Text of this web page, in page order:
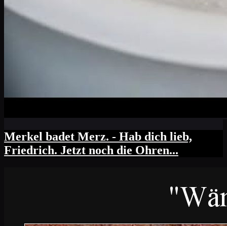
Merkel badet Merz. - Hab dich lieb,
Friedrich. Jetzt noch die Ohren...